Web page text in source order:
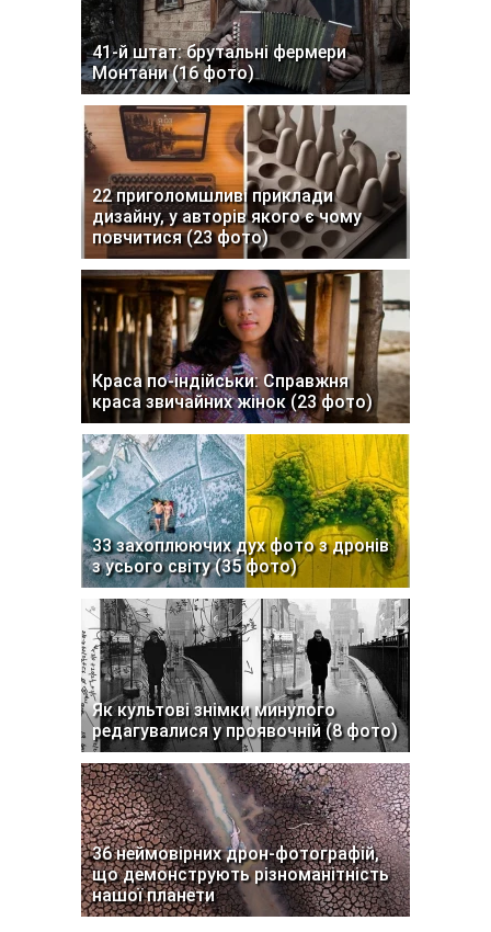
41-й штат: брутальні фермери
Монтани (16 фото)
22 приголомшливі приклади
дизайну, у авторів якого є чому
повчитися (23 фото)
Краса по-індійськи: Справжня
краса звичайних жінок (23 фото)
33 захоплюючих дух фото з дронів
з усього світу (35 фото)
Як культові знімки минулого
редагувалися у проявочній (8 фото)
36 неймовірних дрон-фотографій,
що демонструють різноманітність
нашої планети